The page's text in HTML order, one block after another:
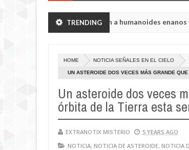
TRENDING
de Chelyabinsk vieron a humanoides enanos
HOME NOTICIA SEÑALES EN EL CIELO
UN ASTEROIDE DOS VECES MÁS GRANDE
Un asteroide dos veces
órbita de la Tierra esta
EXTRANOTIX MISTERIO
5 YEARS AGO
NOTICIA, NOTICIA DE ASTEROIDE, NOTICIA